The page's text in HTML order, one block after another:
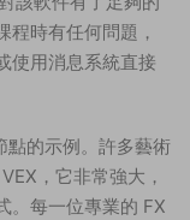
程時有任何問題，
使用消息系統直接
的示例。許多藝術
，它非常強大，
。每一位專業的 FX